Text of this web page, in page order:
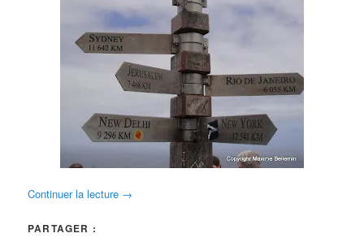
Continuer la lecture →
PARTAGER :